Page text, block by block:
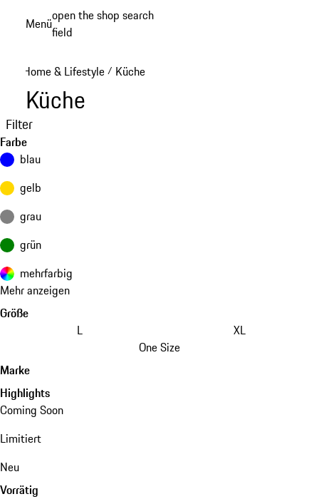
Hauptinhalt
Menüopen the shop search
field
Home & Lifestyle / Küche
Küche
Filter
Farbe
blau
gelb
grau
grün
mehrfarbig
Mehr anzeigen
Größe
L
XL
One Size
Marke
Highlights
Coming Soon
Limitiert
Neu
Vorrätig